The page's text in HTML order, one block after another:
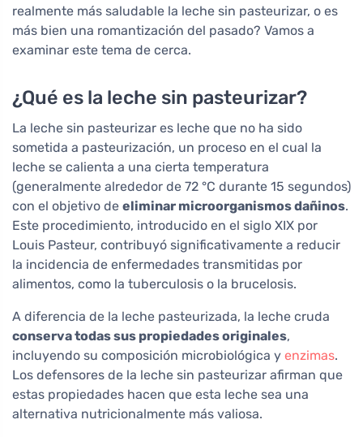
realmente más saludable la leche sin pasteurizar, o es
más bien una romantización del pasado? Vamos a
examinar este tema de cerca.
¿Qué es la leche sin pasteurizar?
La leche sin pasteurizar es leche que no ha sido
sometida a pasteurización, un proceso en el cual la
leche se calienta a una cierta temperatura
(generalmente alrededor de 72 °C durante 15 segundos)
con el objetivo de eliminar microorganismos dañinos.
Este procedimiento, introducido en el siglo XIX por
Louis Pasteur, contribuyó significativamente a reducir
la incidencia de enfermedades transmitidas por
alimentos, como la tuberculosis o la brucelosis.
A diferencia de la leche pasteurizada, la leche cruda
conserva todas sus propiedades originales,
incluyendo su composición microbiológica y enzimas.
Los defensores de la leche sin pasteurizar afirman que
estas propiedades hacen que esta leche sea una
alternativa nutricionalmente más valiosa.